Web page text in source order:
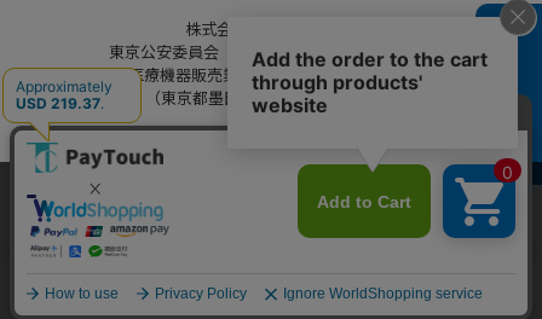
よくある質問
株式会社綿半ドットコム
東京公安委員会（許可済み） 306609804230号
管理医療機器販売業 届出日：平成27年11月19日
（東京都墨田区保健所生活衛生課）
Copyright 2022
Powered by Watahan Partners Co., Ltd.
当ウェブサイトでは、お客様により良いサービス
をご提供するため、クッキーを利用しています。
サイト利用を継続することにより、クッキーの使
細はこちら」をご覧ください。
同意する